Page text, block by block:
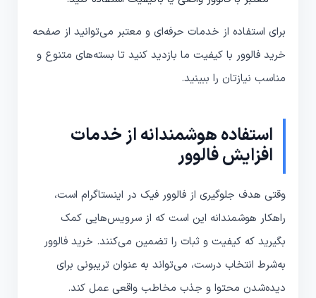
برای استفاده از خدمات حرفه‌ای و معتبر می‌توانید از صفحه
خرید فالوور با کیفیت ما بازدید کنید تا بسته‌های متنوع و
مناسب نیازتان را ببینید.
استفاده هوشمندانه از خدمات
افزایش فالوور
وقتی هدف جلوگیری از فالوور فیک در اینستاگرام است،
راهکار هوشمندانه این است که از سرویس‌هایی کمک
بگیرید که کیفیت و ثبات را تضمین می‌کنند. خرید فالوور
به‌شرط انتخاب درست، می‌تواند به عنوان تریبونی برای
دیده‌شدن محتوا و جذب مخاطب واقعی عمل کند.